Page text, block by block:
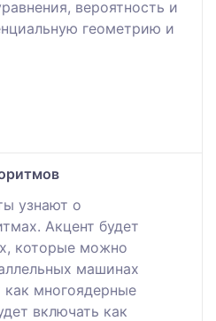
вероятность и
геометрию и
узнают о
Акцент будет
которые можно
машинах
многоядерные
включать как